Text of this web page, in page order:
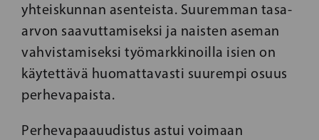
yhteiskunnan asenteista. Suuremman tasa-
arvon saavuttamiseksi ja naisten aseman
vahvistamiseksi työmarkkinoilla isien on
käytettävä huomattavasti suurempi osuus
perhevapaista.
Perhevapaauudistus astui voimaan